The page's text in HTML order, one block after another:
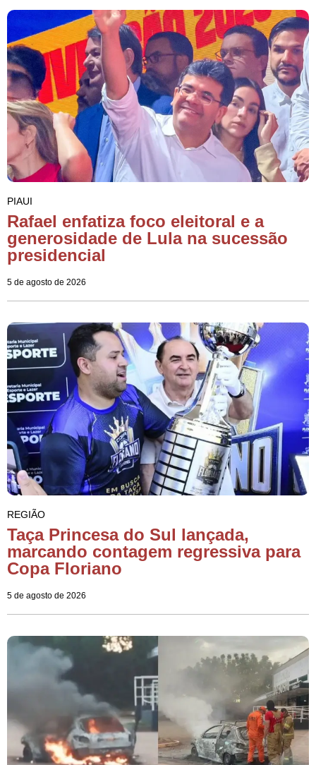
PIAUI
Rafael enfatiza foco eleitoral e a
generosidade de Lula na sucessão
presidencial
5 de agosto de 2026
REGIÃO
Taça Princesa do Sul lançada,
marcando contagem regressiva para
Copa Floriano
5 de agosto de 2026